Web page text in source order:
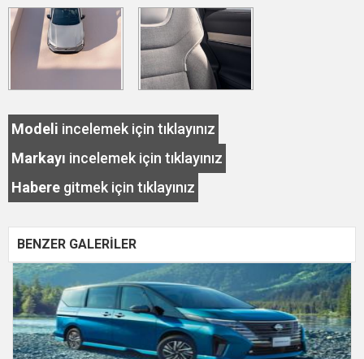
Modeli incelemek için tıklayınız
Markayı incelemek için tıklayınız
Habere gitmek için tıklayınız
BENZER GALERİLER